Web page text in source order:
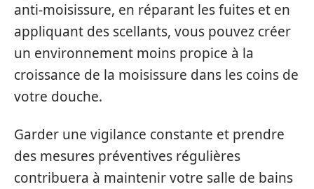
anti-moisissure, en réparant les fuites et en
appliquant des scellants, vous pouvez créer
un environnement moins propice à la
croissance de la moisissure dans les coins de
votre douche.
Garder une vigilance constante et prendre
des mesures préventives régulières
contribuera à maintenir votre salle de bains